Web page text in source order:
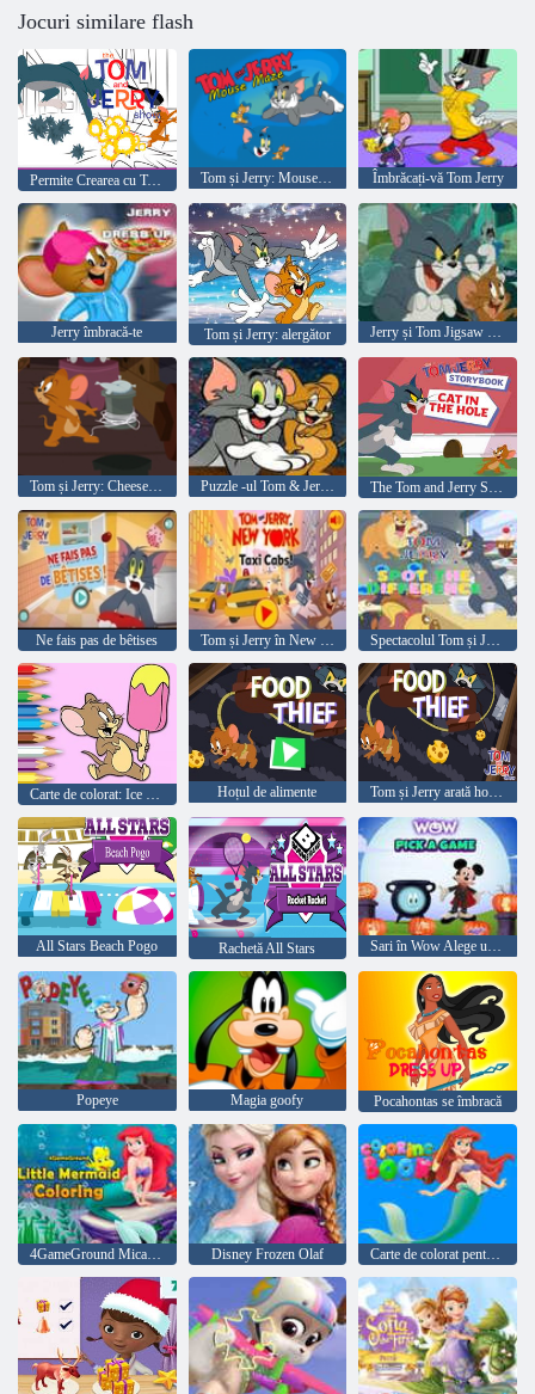
Jocuri similare flash
Permite Crearea cu Tom si Jerry Tom și Jerry: Mouse-ul Mazy Îmbrăcați-vă Tom Jerry
Jerry îmbracă-te Tom și Jerry: alergător Jerry și Tom Jigsaw Puzzle
Tom și Jerry: Cheese Dash Puzzle -ul Tom & Jerry Jigsaw The Tom and Jerry Show Storybook Cat in the Hole
Ne fais pas de bêtises Tom și Jerry în New York: taxiuri Spectacolul Tom și Jerry constată diferența
Hoțul de alimente Tom și Jerry arată hoțul de mâncare
All Stars Beach Pogo Rachetă All Stars Sari în Wow Alege un joc
Popeye Magia goofy Pocahontas se îmbracă
4GameGround Mica Sirenă de colorat Disney Frozen Olaf Carte de colorat pentru Ariel Mermaid